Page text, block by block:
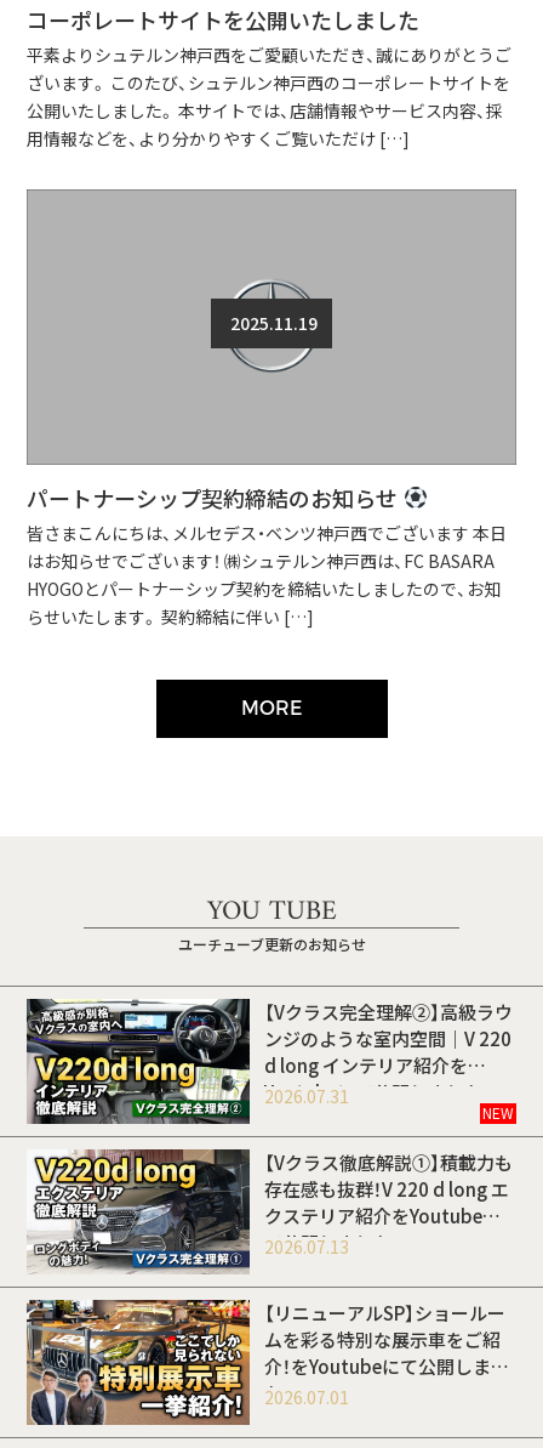
コーポレートサイトを公開いたしました
平素よりシュテルン神戸西をご愛顧いただき、誠にありがとうご
ざいます。 このたび、シュテルン神戸西のコーポレートサイトを
公開いたしました。 本サイトでは、店舗情報やサービス内容、採
用情報などを、より分かりやすくご覧いただけ […]
2025.11.19
パートナーシップ契約締結のお知らせ
皆さまこんにちは、メルセデス・ベンツ神戸西でございます 本日
はお知らせでございます！ ㈱シュテルン神戸西は、FC BASARA
HYOGOとパートナーシップ契約を締結いたしましたので、お知
らせいたします。 契約締結に伴い […]
MORE
YOU TUBE
ユーチューブ更新のお知らせ
【Vクラス完全理解②】高級ラウ
ンジのような室内空間｜V 220
d long インテリア紹介を
Youtubeにて公開しました
2026.07.31
NEW
【Vクラス徹底解説①】積載力も
存在感も抜群！V 220 d long エ
クステリア紹介をYoutubeに
て公開しました
2026.07.13
【リニューアルSP】ショールー
ムを彩る特別な展示車をご紹
介！をYoutubeにて公開しまし
た
2026.07.01